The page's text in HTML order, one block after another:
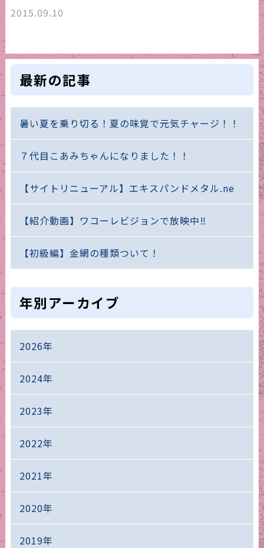
2015.09.10
最新の記事
暑い夏を乗り切る！夏の味覚で元気チャージ！！
７代目こあみちゃんになりました！！
【サイトリニューアル】エキスパンドメタル.ne
【紹介動画】ワコーレビジョンで放映中‼
【初級編】金網の種類ついて！
年別アーカイブ
2026年
2024年
2023年
2022年
2021年
2020年
2019年